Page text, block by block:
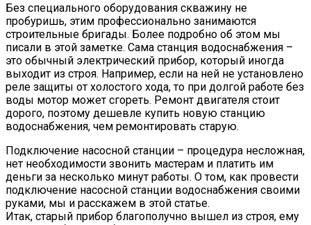
Без специального оборудования скважину не
пробуришь, этим профессионально занимаются
строительные бригады. Более подробно об этом мы
писали в этой заметке. Сама станция водоснабжения –
это обычный электрический прибор, который иногда
выходит из строя. Например, если на ней не установлено
реле защиты от холостого хода, то при долгой работе без
воды мотор может сгореть. Ремонт двигателя стоит
дорого, поэтому дешевле купить новую станцию
водоснабжения, чем ремонтировать старую.
Подключение насосной станции – процедура несложная,
нет необходимости звонить мастерам и платить им
деньги за несколько минут работы. О том, как провести
подключение насосной станции водоснабжения своими
руками, мы и расскажем в этой статье.
Итак, старый прибор благополучно вышел из строя, ему